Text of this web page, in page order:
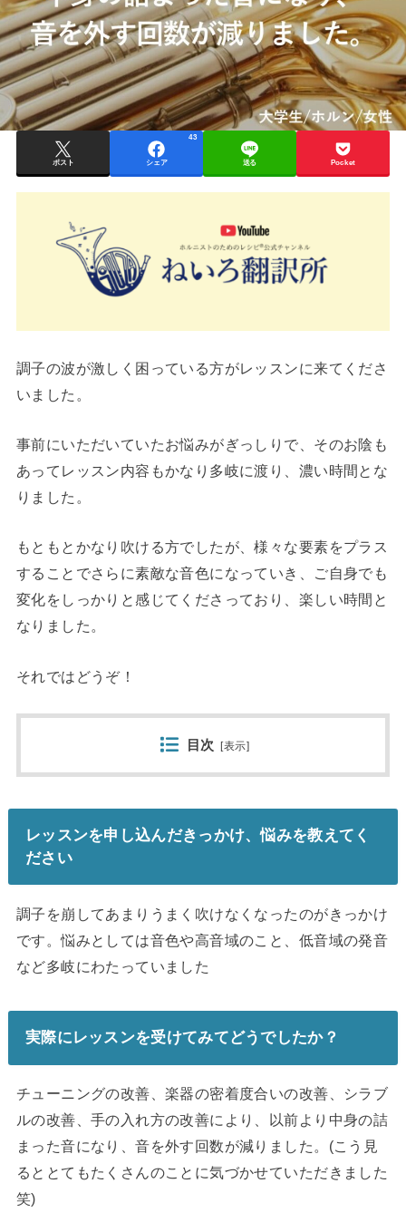
ポスト シェア
43
送る Pocket
調子の波が激しく困っている方がレッスンに来てくださ
いました。
事前にいただいていたお悩みがぎっしりで、そのお陰も
あってレッスン内容もかなり多岐に渡り、濃い時間とな
りました。
もともとかなり吹ける方でしたが、様々な要素をプラス
することでさらに素敵な音色になっていき、ご自身でも
変化をしっかりと感じてくださっており、楽しい時間と
なりました。
それではどうぞ！
目次 [表示]
レッスンを申し込んだきっかけ、悩みを教えてく
ださい
調子を崩してあまりうまく吹けなくなったのがきっかけ
です。悩みとしては音色や高音域のこと、低音域の発音
など多岐にわたっていました
実際にレッスンを受けてみてどうでしたか？
チューニングの改善、楽器の密着度合いの改善、シラブ
ルの改善、手の入れ方の改善により、以前より中身の詰
まった音になり、音を外す回数が減りました。(こう見
るととてもたくさんのことに気づかせていただきました
笑)